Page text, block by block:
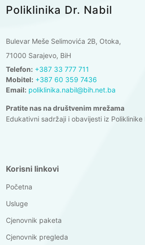
Poliklinika Dr. Nabil
Bulevar Meše Selimovića 2B, Otoka,
71000 Sarajevo, BiH
Telefon: +387 33 777 711
Mobitel: +387 60 359 7436
Email: poliklinika.nabil@bih.net.ba
Pratite nas na društvenim mrežama
Edukativni sadržaji i obavijesti iz Poliklinike
Korisni linkovi
Početna
Usluge
Cjenovnik paketa
Cjenovnik pregleda